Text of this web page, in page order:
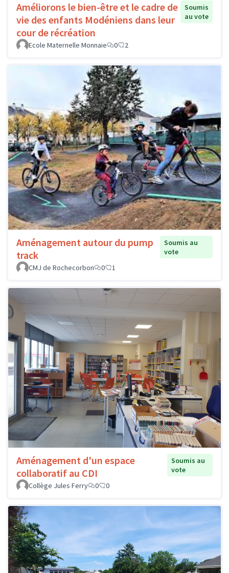
Améliorons le bien-être et le cadre de
vie des enfants Modéniens dans leur
cour de récréation
Soumis
au vote
Ecole Maternelle Monnaie 0 2
Aménagement autour du pump
track
Soumis au
vote
CMJ de Rochecorbon
0 1
Aménagement d'un espace
collaboratif au CDI
Soumis au
vote
Collège Jules Ferry
0 0